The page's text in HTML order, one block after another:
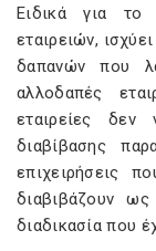
Ειδικά για το
εταιρειών,
δαπανών που
αλλοδαπές
εταιρείες
διαβίβασης
επιχειρήσεις
διαβιβάζουν
διαδικασία που